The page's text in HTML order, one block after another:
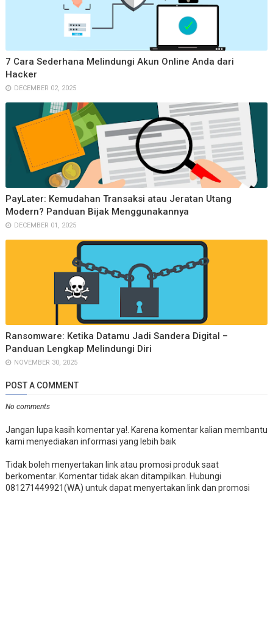
7 Cara Sederhana Melindungi Akun Online Anda dari
Hacker
DECEMBER 02, 2025
PayLater: Kemudahan Transaksi atau Jeratan Utang
Modern? Panduan Bijak Menggunakannya
DECEMBER 01, 2025
Ransomware: Ketika Datamu Jadi Sandera Digital –
Panduan Lengkap Melindungi Diri
NOVEMBER 30, 2025
POST A COMMENT
No comments
Jangan lupa kasih komentar ya!. Karena komentar kalian membantu
kami menyediakan informasi yang lebih baik
Tidak boleh menyertakan link atau promosi produk saat
berkomentar. Komentar tidak akan ditampilkan. Hubungi
081271449921(WA) untuk dapat menyertakan link dan promosi